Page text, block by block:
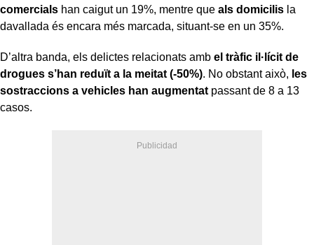
comercials han caigut un 19%, mentre que als domicilis la
davallada és encara més marcada, situant-se en un 35%.
D’altra banda, els delictes relacionats amb el tràfic il·lícit de
drogues s’han reduït a la meitat (-50%). No obstant això, les
sostraccions a vehicles han augmentat passant de 8 a 13
casos.